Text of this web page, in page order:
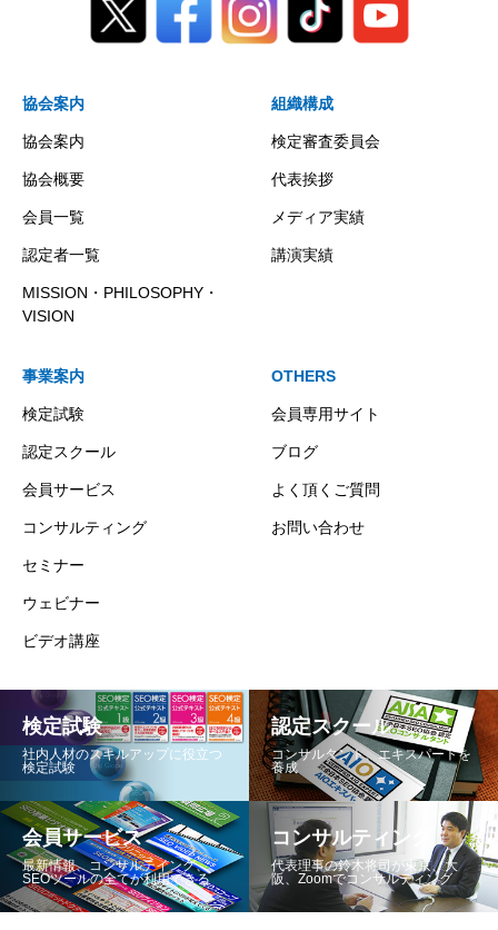
協会案内
協会案内
協会概要
会員一覧
認定者一覧
MISSION・PHILOSOPHY・
VISION
組織構成
検定審査委員会
代表挨拶
メディア実績
講演実績
事業案内
検定試験
認定スクール
会員サービス
コンサルティング
セミナー
ウェビナー
ビデオ講座
OTHERS
会員専用サイト
ブログ
よく頂くご質問
お問い合わせ
検定試験
社内人材のスキルアップに役立つ
検定試験
認定スクール
コンサルタント、エキスパートを
養成
会員サービス
最新情報、コンサルテイング、
SEOツールの全てが利用できる
コンサルティング
代表理事の鈴木将司が東京、大
阪、Zoomでコンサルティング